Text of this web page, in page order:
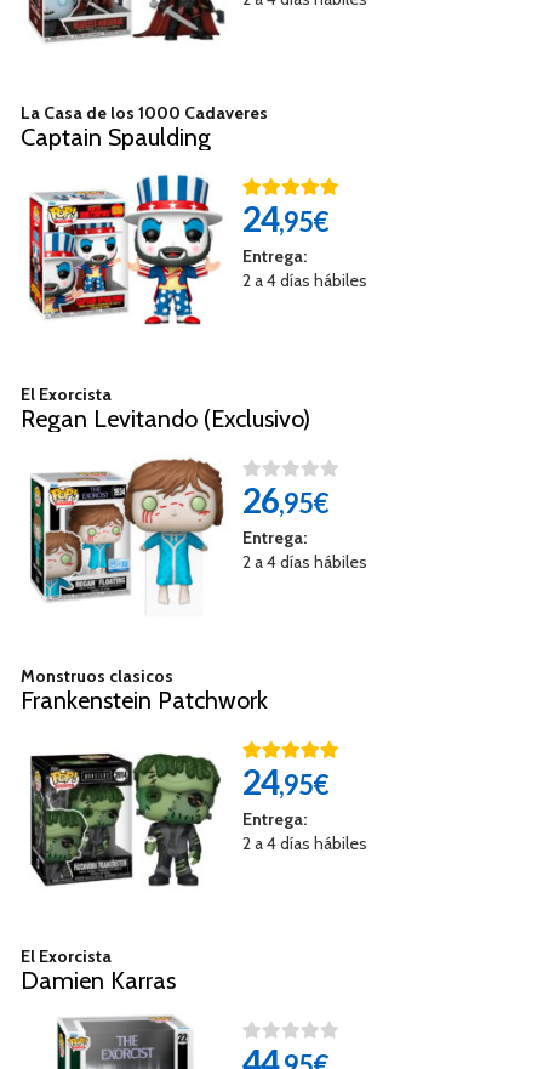
La Casa de los 1000 Cadaveres
Captain Spaulding
24,95€
Entrega:
2 a 4 días hábiles
El Exorcista
Regan Levitando (Exclusivo)
26,95€
Entrega:
2 a 4 días hábiles
Monstruos clasicos
Frankenstein Patchwork
24,95€
Entrega:
2 a 4 días hábiles
El Exorcista
Damien Karras